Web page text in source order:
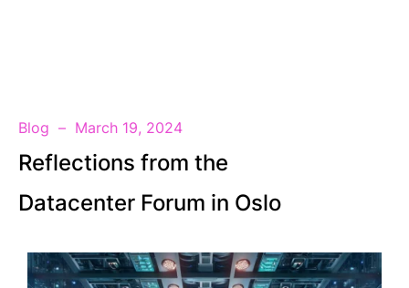
Blog March 19, 2024
Reflections from the
Datacenter Forum in Oslo